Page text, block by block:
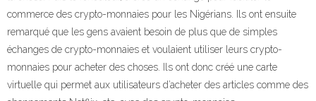
commerce des crypto-monnaies pour les Nigérians. Ils ont ensuite
remarqué que les gens avaient besoin de plus que de simples
échanges de crypto-monnaies et voulaient utiliser leurs crypto-
monnaies pour acheter des choses. Ils ont donc créé une carte
virtuelle qui permet aux utilisateurs d’acheter des articles comme des